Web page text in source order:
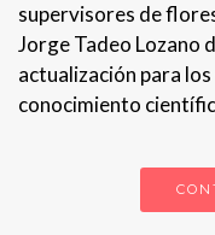
supervisores de
Jorge Tadeo Lozano
actualización para
conocimiento